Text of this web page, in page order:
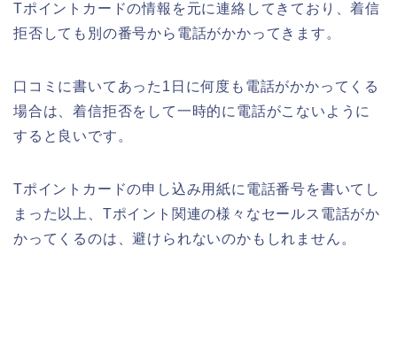
Tポイントカードの情報を元に連絡してきており、着信
拒否しても別の番号から電話がかかってきます。
口コミに書いてあった1日に何度も電話がかかってくる
場合は、着信拒否をして一時的に電話がこないように
すると良いです。
Tポイントカードの申し込み用紙に電話番号を書いてし
まった以上、Tポイント関連の様々なセールス電話がか
かってくるのは、避けられないのかもしれません。